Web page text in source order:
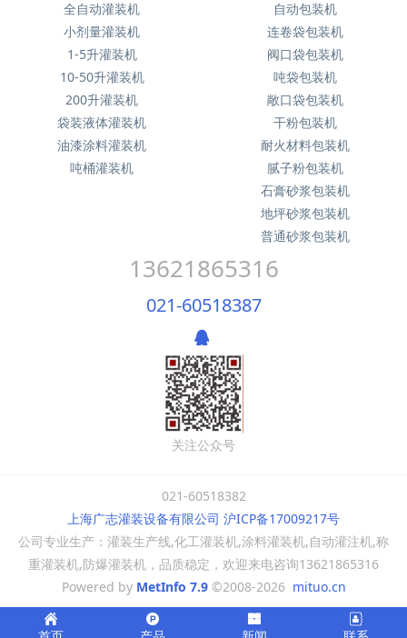
全自动灌装机
小剂量灌装机
1-5升灌装机
10-50升灌装机
200升灌装机
袋装液体灌装机
油漆涂料灌装机
吨桶灌装机
自动包装机
连卷袋包装机
阀口袋包装机
吨袋包装机
敞口袋包装机
干粉包装机
耐火材料包装机
腻子粉包装机
石膏砂浆包装机
地坪砂浆包装机
普通砂浆包装机
13621865316
021-60518387
关注公众号
021-60518382
上海广志灌装设备有限公司 沪ICP备17009217号
公司专业生产：灌装生产线,化工灌装机,涂料灌装机,自动灌注机,称
重灌装机,防爆灌装机，品质稳定，欢迎来电咨询13621865316
Powered by MetInfo 7.9©2008-2026 mituo.cn